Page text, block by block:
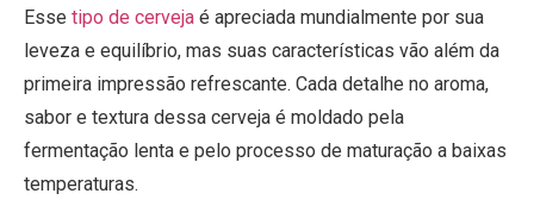
Esse tipo de cerveja é apreciada mundialmente por sua
leveza e equilíbrio, mas suas características vão além da
primeira impressão refrescante. Cada detalhe no aroma,
sabor e textura dessa cerveja é moldado pela
fermentação lenta e pelo processo de maturação a baixas
temperaturas.